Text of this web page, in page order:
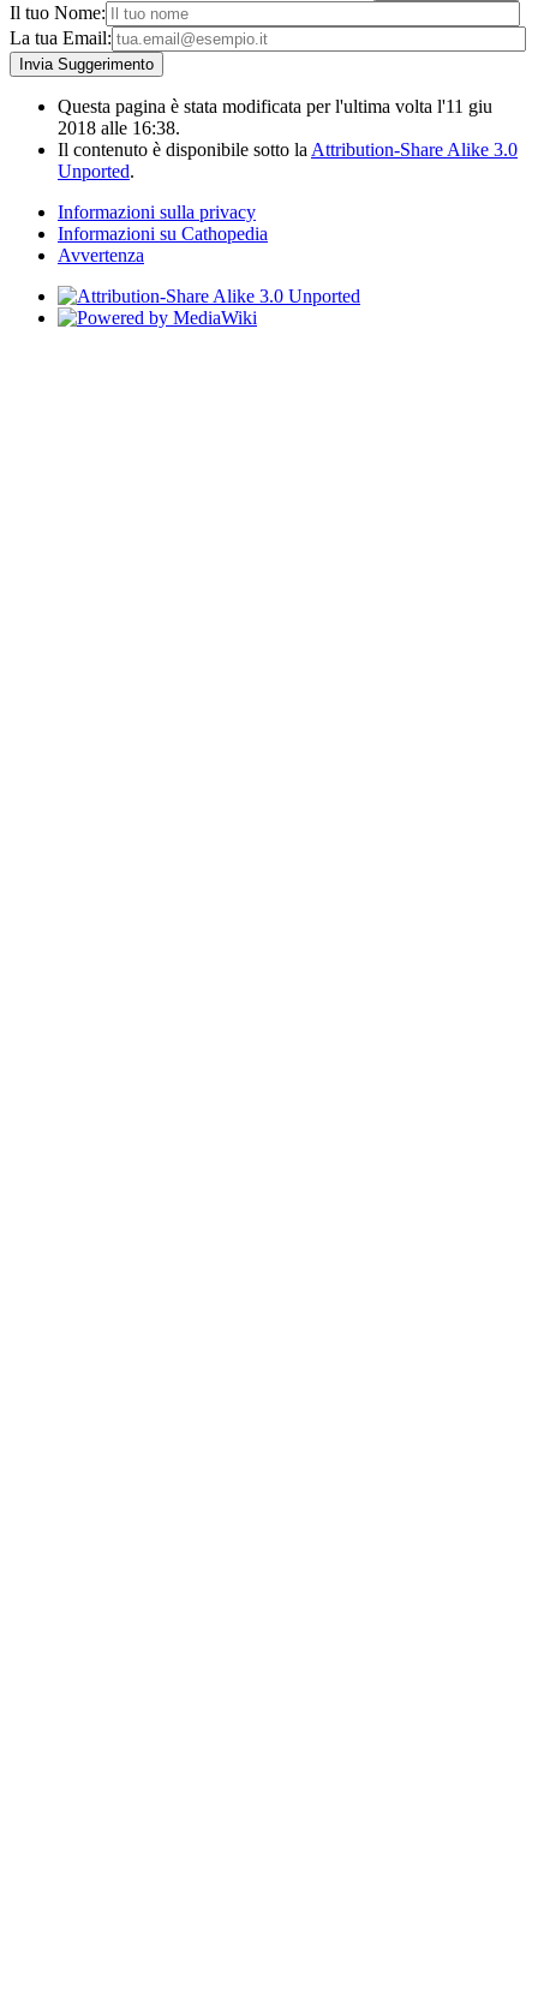
Il tuo Nome:
La tua Email:
Questa pagina è stata modificata per l'ultima volta l'11 giu
2018 alle 16:38.
Il contenuto è disponibile sotto la Attribution-Share Alike 3.0
Unported.
Informazioni sulla privacy
Informazioni su Cathopedia
Avvertenza